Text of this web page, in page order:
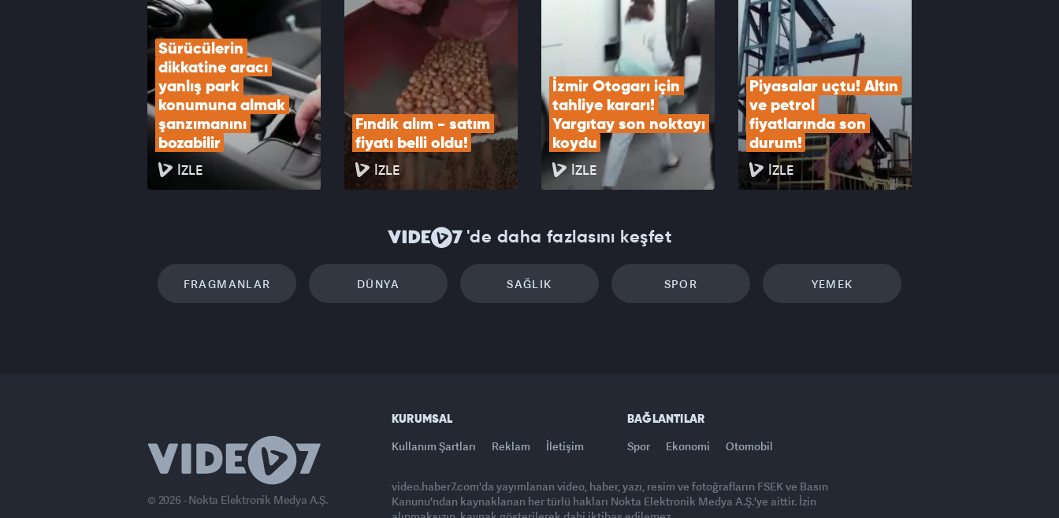
VIDEOYU İZLE
Sürücülerin
dikkatine aracı
yanlış park
konumuna almak
şanzımanını
bozabilir
İZLE
Fındık alım - satım
fiyatı belli oldu!
İZLE
İzmir Otogarı için
tahliye kararı!
Yargıtay son noktayı
koydu
İZLE
Piyasalar uçtu! Altın
ve petrol
fiyatlarında son
durum!
İZLE
'de daha fazlasını keşfet
FRAGMANLAR DÜNYA SAĞLIK SPOR YEMEK
© 2026 - Nokta Elektronik Medya A.Ş.
KURUMSAL
Kullanım Şartları Reklam İletişim
BAĞLANTILAR
Spor Ekonomi Otomobil
video.haber7.com'da yayımlanan video, haber, yazı, resim ve fotoğrafların FSEK ve Basın
Kanunu'ndan kaynaklanan her türlü hakları Nokta Elektronik Medya A.Ş.'ye aittir. İzin